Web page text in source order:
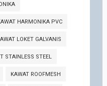
HARMONIKA PVC
LOKET GALVANIS
STAINLESS STEEL
KAWAT ROOFMESH